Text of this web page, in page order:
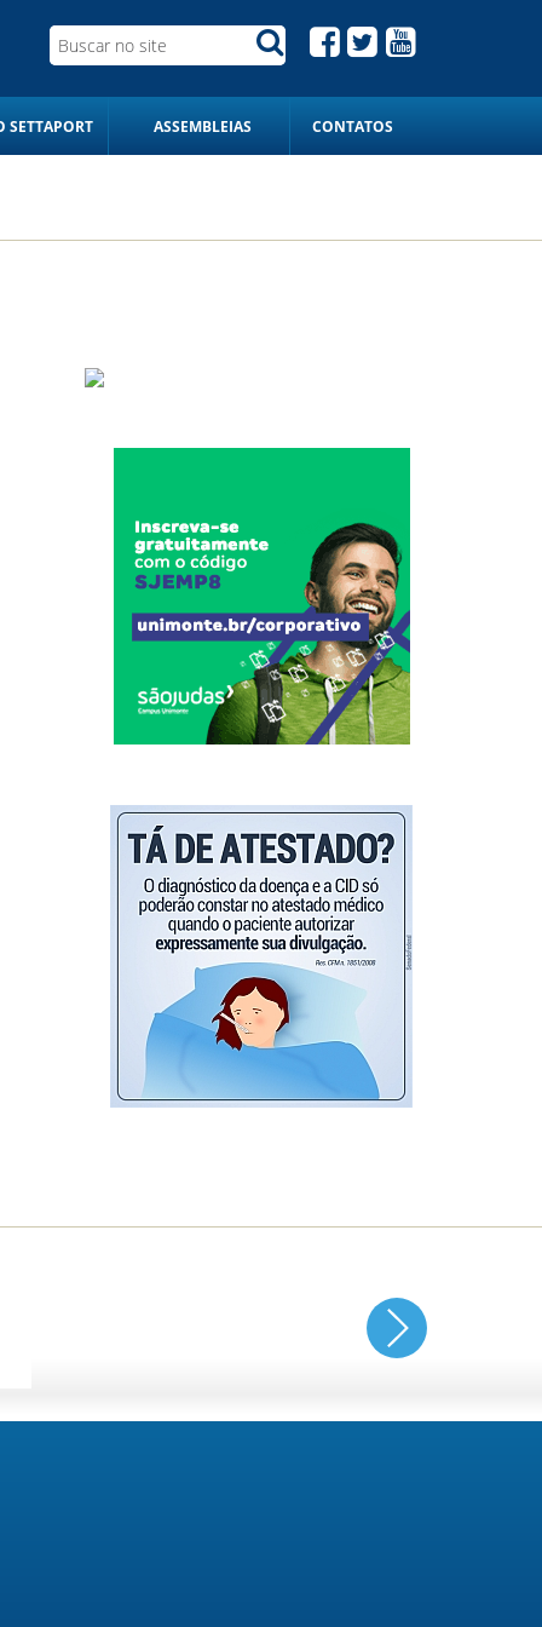
SETTAPORT ASSEMBLEIAS CONTATOS